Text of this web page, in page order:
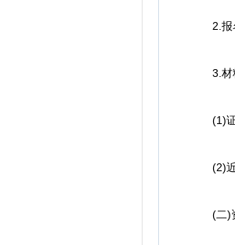
2.报名
3.材
(1)证
(2)近
(二)